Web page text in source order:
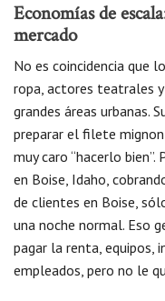
Economías de
mercado
No es coincidencia que
ropa, actores teatrales
grandes áreas urbanas.
preparar el filete
muy caro “hacerlo
en Boise, Idaho,
de clientes en Boise,
una noche normal. Eso
pagar la renta, equipos,
empleados, pero no le